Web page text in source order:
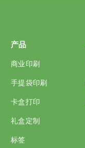
产品
商业印刷
手提袋印刷
卡盒打印
礼盒定制
标签